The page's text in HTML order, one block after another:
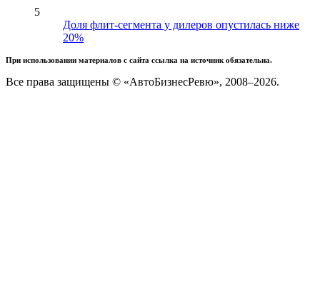
5
Доля флит-сегмента у дилеров опустилась ниже
20%
При использовании материалов с сайта ссылка на источник обязательна.
Все права защищены © «АвтоБизнесРевю», 2008–2026.